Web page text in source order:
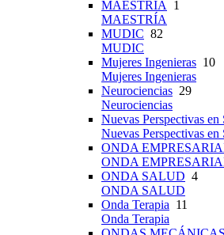
MAESTRÍA 1
MAESTRÍA
MUDIC 82
MUDIC
Mujeres Ingenieras 10
Mujeres Ingenieras
Neurociencias 29
Neurociencias
Nuevas Perspectivas en
Nuevas Perspectivas en
ONDA
ONDA
ONDA SALUD 4
ONDA SALUD
Onda Terapia 11
Onda Terapia